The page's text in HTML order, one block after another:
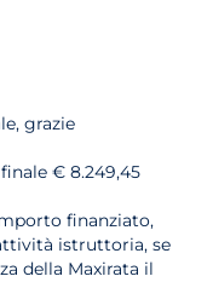
grazie
€ 8.249,45
finanziato,
istruttoria, se
della Maxirata il